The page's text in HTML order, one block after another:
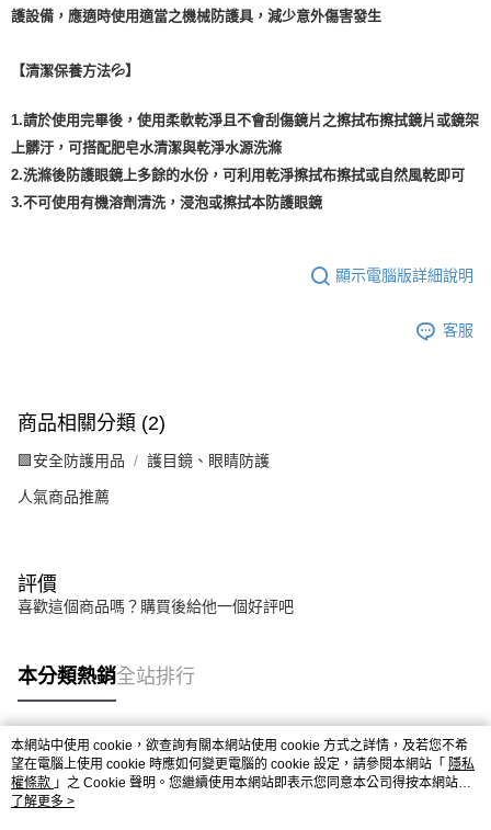
護設備，應適時使用適當之機械防護具，減少意外傷害發生
【清潔保養方法💦】
1.請於使用完畢後，使用柔軟乾淨且不會刮傷鏡片之擦拭布擦拭鏡片或鏡架
上髒汙，可搭配肥皂水清潔與乾淨水源洗滌
2.洗滌後防護眼鏡上多餘的水份，可利用乾淨擦拭布擦拭或自然風乾即可
3.不可使用有機溶劑清洗，浸泡或擦拭本防護眼鏡
顯示電腦版詳細說明
客服
商品相關分類 (2)
🟩安全防護用品 護目鏡、眼睛防護
人氣商品推薦
評價
喜歡這個商品嗎？購買後給他一個好評吧
本分類熱銷全站排行
熱門標籤
本網站中使用 cookie，欲查詢有關本網站使用 cookie 方式之詳情，及若您不希
望在電腦上使用 cookie 時應如何變更電腦的 cookie 設定，請參閱本網站「 隱私
權條款 」之 Cookie 聲明。您繼續使用本網站即表示您同意本公司得按本網站使
用條款之 Cookie 聲明使用 cookie。
了解更多 >